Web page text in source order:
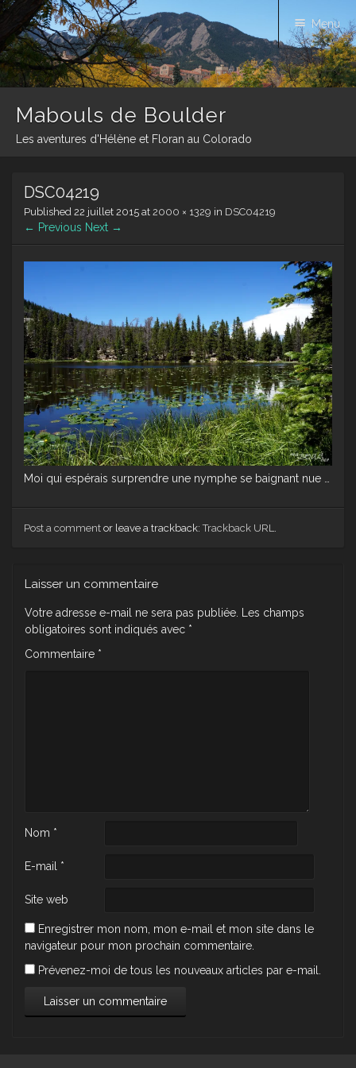
Mabouls de Boulder
Les aventures d'Hélène et Floran au Colorado
Menu
content
DSC04219
Published 22 juillet 2015 at 2000 × 1329 in DSC04219
← Previous Next →
Moi qui espérais surprendre une nymphe se baignant nue …
Post a comment or leave a trackback:Trackback URL.
Laisser un commentaire
Votre adresse e-mail ne sera pas publiée. Les champs
obligatoires sont indiqués avec *
Commentaire *
Nom *
E-mail *
Site web
Enregistrer mon nom, mon e-mail et mon site dans le
navigateur pour mon prochain commentaire.
Prévenez-moi de tous les nouveaux articles par e-mail.